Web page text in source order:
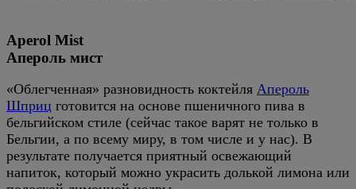
Aperol Mist
Апероль мист
«Облегченная» разновидность коктейля Апероль
Шприц готовится на основе пшеничного пива в
бельгийском стиле (сейчас такое варят не только в
Бельгии, а по всему миру, в том числе и у нас). В
результате получается приятный освежающий
напиток, который можно украсить долькой лимона или